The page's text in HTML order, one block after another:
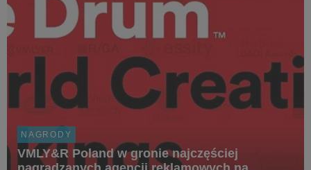
NAGRODY
VMLY&R Poland w gronie najczęściej